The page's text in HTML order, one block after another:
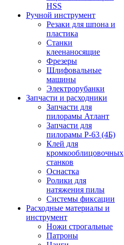
HSS
Ручной инструмент
Резаки для шпона и
пластика
Станки
клеенаносящие
Фрезеры
Шлифовальные
машины
Электрорубанки
Запчасти и расходники
Запчасти для
пилорамы Атлант
Запчасти для
пилорамы Р-63 (4Б)
Клей для
кромкооблицовочных
станков
Оснастка
Ролики для
натяжения пилы
Системы фиксации
Расходные материалы и
инструмент
Ножи строгальные
Патроны